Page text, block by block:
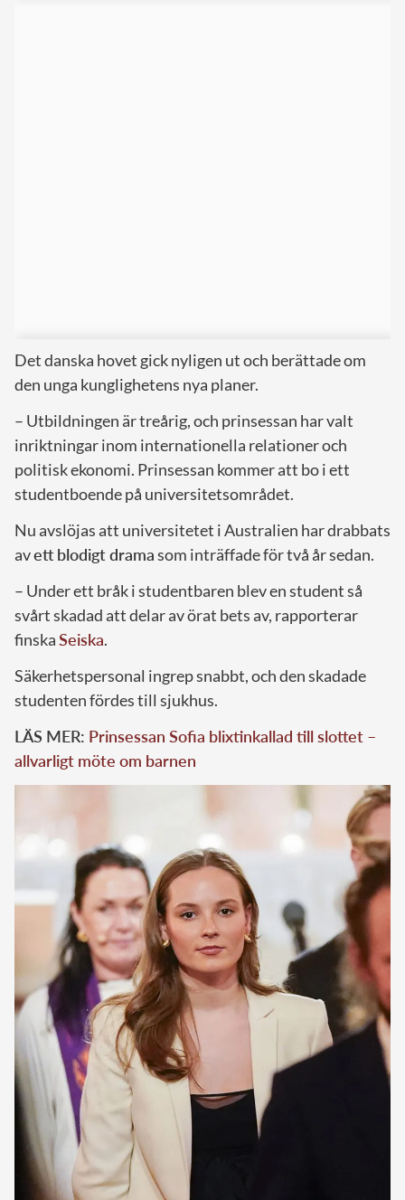
Det danska hovet gick nyligen ut och berättade om
den unga kunglighetens nya planer.
– Utbildningen är treårig, och prinsessan har valt
inriktningar inom internationella relationer och
politisk ekonomi. Prinsessan kommer att bo i ett
studentboende på universitetsområdet.
Nu avslöjas att universitetet i Australien har drabbats
avett blodigt dramasom inträffade för två år sedan.
– Under ett bråk i studentbaren blev en student så
svårt skadad att delar av örat bets av, rapporterar
finskaSeiska.
Säkerhetspersonal ingrep snabbt, och den skadade
studenten fördes till sjukhus.
LÄS MER: Prinsessan Sofia blixtinkallad till slottet –
allvarligt möte om barnen